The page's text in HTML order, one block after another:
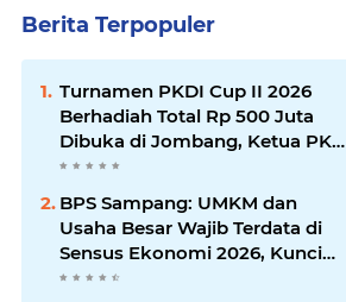
Berita Terpopuler
Turnamen PKDI Cup II 2026
Berhadiah Total Rp 500 Juta
Dibuka di Jombang, Ketua PKDI
Jatim Syaifullah Mahdi: Ajang
Komunikasi Antar-Kades untuk
Memajukan Desa
BPS Sampang: UMKM dan
Usaha Besar Wajib Terdata di
Sensus Ekonomi 2026, Kunci
Kebijakan Tepat Sasaran